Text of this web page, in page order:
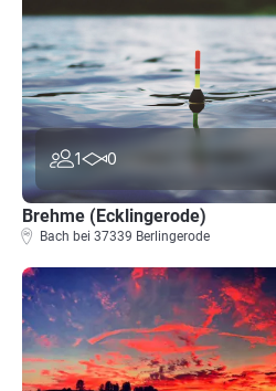
1 0
Brehme (Ecklingerode)
Bach bei 37339 Berlingerode